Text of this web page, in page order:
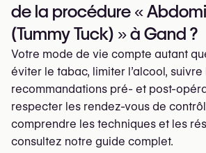
de la procédure «
(Tummy Tuck) » à Gand ?
Votre mode de vie compte autant
éviter le tabac, limiter l’alcool, suivre
recommandations pré- et post-
respecter les rendez-vous de
comprendre les techniques et les
consultez notre guide complet.